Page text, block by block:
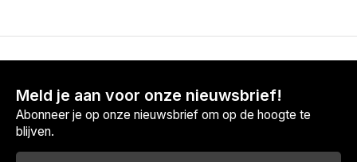
Meld je aan voor onze nieuwsbrief!
Abonneer je op onze nieuwsbrief om op de hoogte te
blijven.